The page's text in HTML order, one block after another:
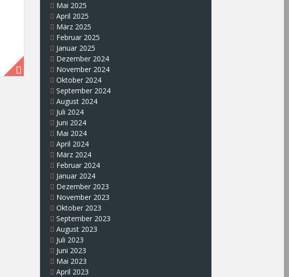
Mai 2025
April 2025
März 2025
Februar 2025
Januar 2025
Dezember 2024
November 2024
Oktober 2024
September 2024
August 2024
Juli 2024
Juni 2024
Mai 2024
April 2024
März 2024
Februar 2024
Januar 2024
Dezember 2023
November 2023
Oktober 2023
September 2023
August 2023
Juli 2023
Juni 2023
Mai 2023
April 2023